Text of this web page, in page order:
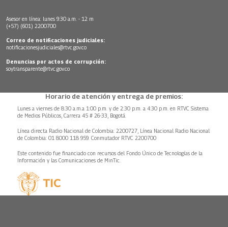
Asesor en línea: lunes 9:30 a.m. - 12 m
(+57) (601) 2200700
Correo de notificaciones judiciales:
notificacionesjudiciales@rtvc.gov.co
Denuncias por actos de corrupción:
soytransparente@rtvc.gov.co
Horario de atención y entrega de premios:
Lunes a viernes de 8:30 a.m.a 1:00 p.m. y de 2:30 p.m. a 4:30 p.m. en RTVC Sistema
de Medios Públicos, Carrera 45 # 26-33, Bogotá.
Línea directa Radio Nacional de Colombia: 2200727, Línea Nacional Radio Nacional
de Colombia: 01 8000 118 959. Conmutador RTVC 2200700
Este contenido fue financiado con recursos del Fondo Único de Tecnologías de la
Información y las Comunicaciones de MinTic.